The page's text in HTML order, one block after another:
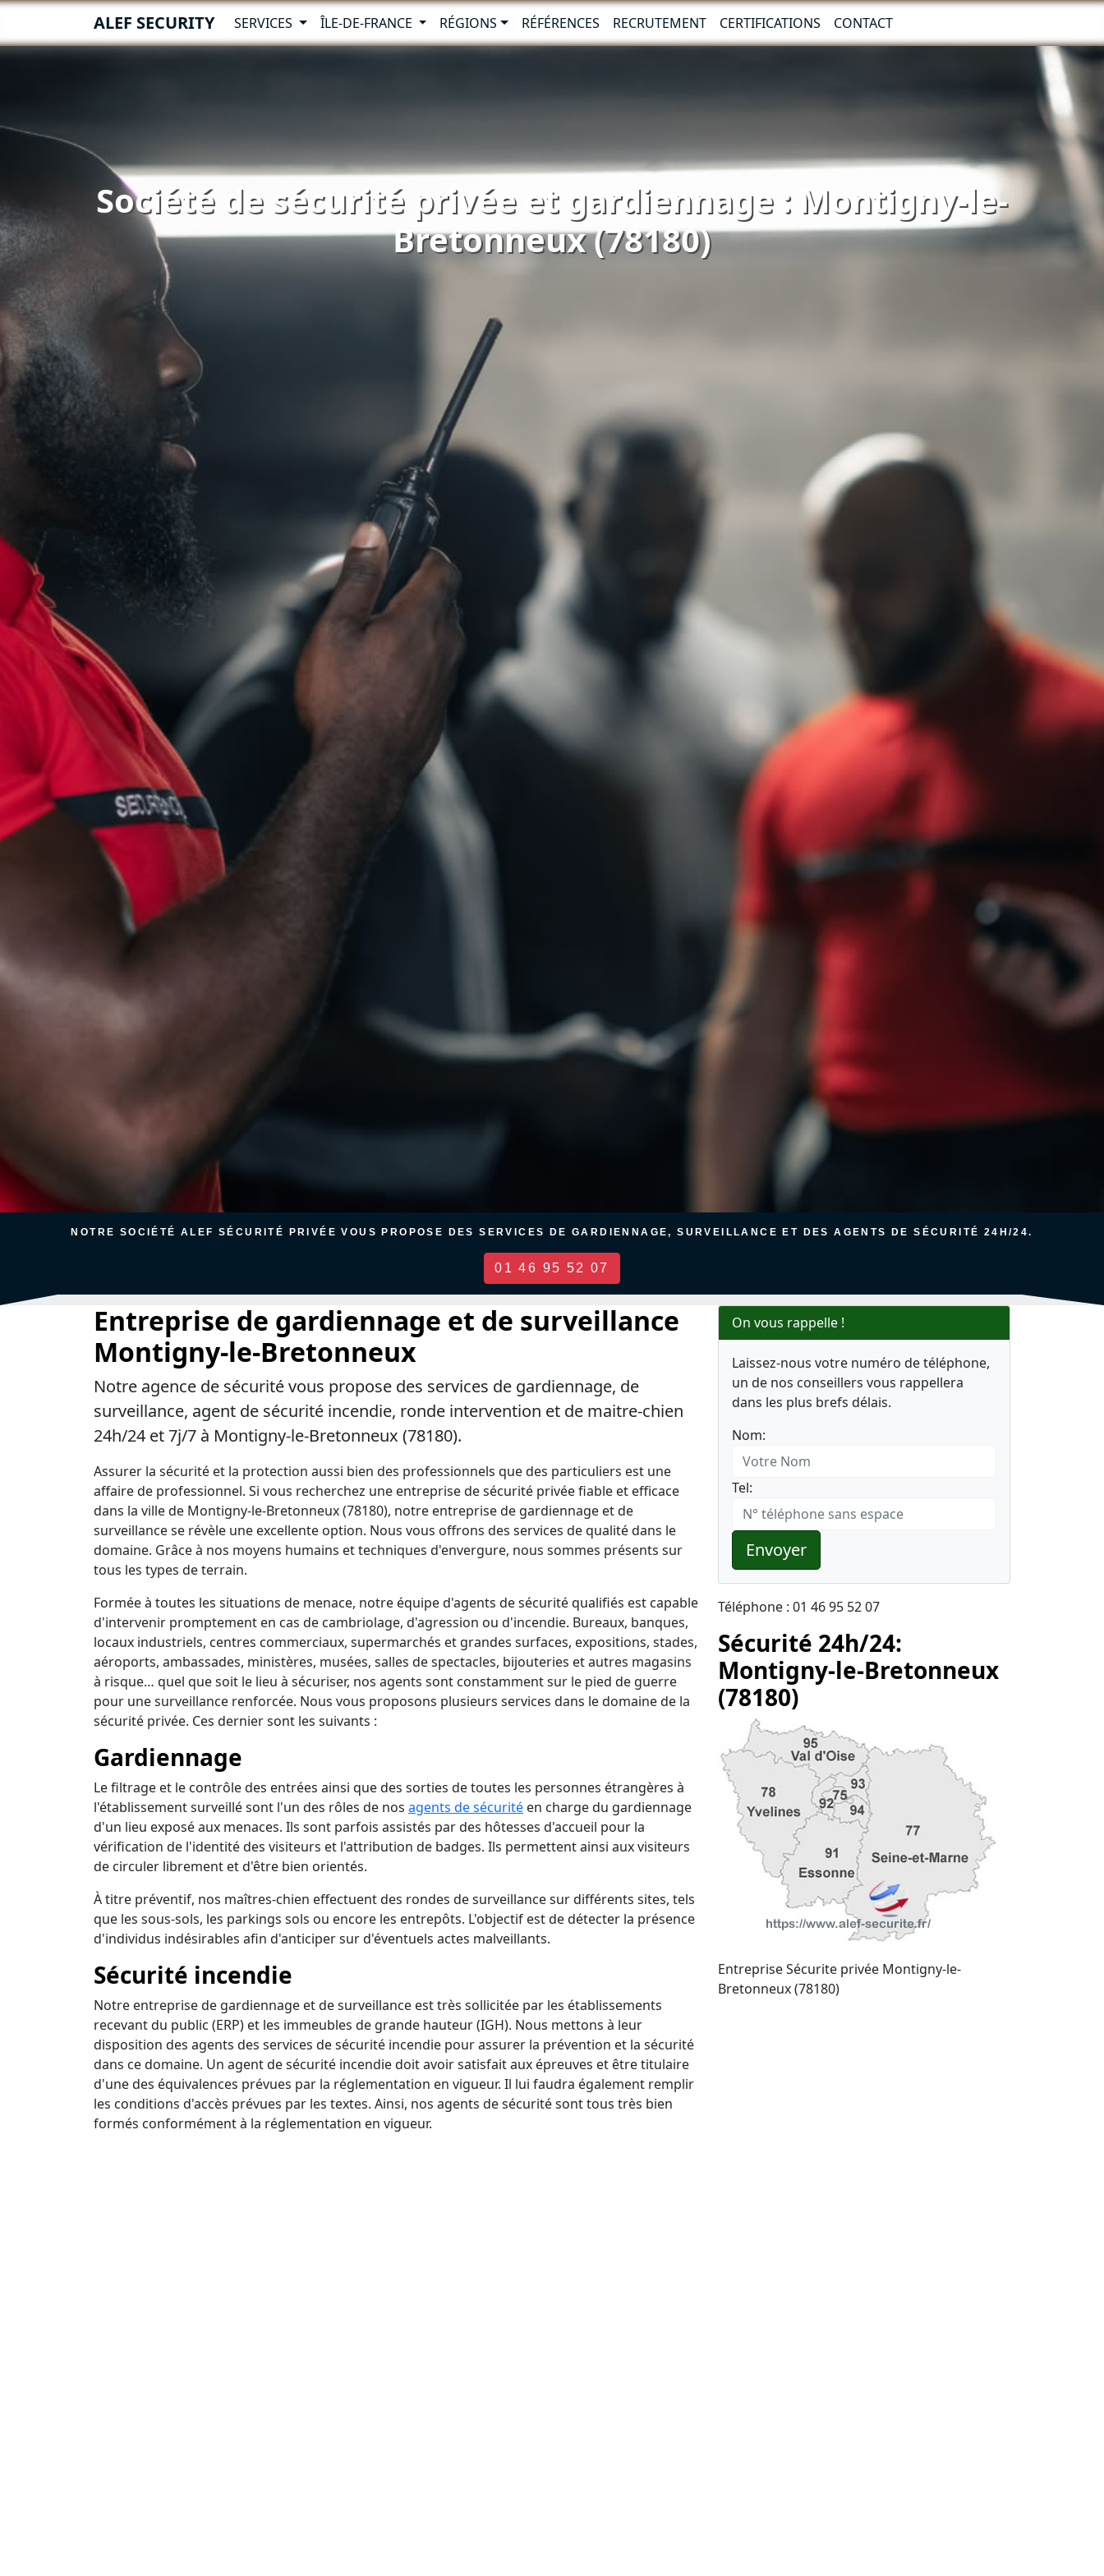
ALEF SECURITY SERVICES ÎLE-DE-FRANCE RÉGIONS RÉFÉRENCES RECRUTEMENT CERTIFICATIONS CONTACT
Société de sécurité privée et gardiennage : Montigny-le-
Bretonneux (78180)
NOTRE SOCIÉTÉ ALEF SÉCURITÉ PRIVÉE VOUS PROPOSE DES SERVICES DE GARDIENNAGE, SURVEILLANCE ET DES AGENTS DE SÉCURITÉ 24H/24.
01 46 95 52 07
Entreprise de gardiennage et de surveillance
Montigny-le-Bretonneux
Notre agence de sécurité vous propose des services de gardiennage, de
surveillance, agent de sécurité incendie, ronde intervention et de maitre-chien
24h/24 et 7j/7 à Montigny-le-Bretonneux (78180).
Assurer la sécurité et la protection aussi bien des professionnels que des particuliers est une
affaire de professionnel. Si vous recherchez une entreprise de sécurité privée fiable et efficace
dans la ville de Montigny-le-Bretonneux (78180), notre entreprise de gardiennage et de
surveillance se révèle une excellente option. Nous vous offrons des services de qualité dans le
domaine. Grâce à nos moyens humains et techniques d'envergure, nous sommes présents sur
tous les types de terrain.
Formée à toutes les situations de menace, notre équipe d'agents de sécurité qualifiés est capable
d'intervenir promptement en cas de cambriolage, d'agression ou d'incendie. Bureaux, banques,
locaux industriels, centres commerciaux, supermarchés et grandes surfaces, expositions, stades,
aéroports, ambassades, ministères, musées, salles de spectacles, bijouteries et autres magasins
à risque… quel que soit le lieu à sécuriser, nos agents sont constamment sur le pied de guerre
pour une surveillance renforcée. Nous vous proposons plusieurs services dans le domaine de la
sécurité privée. Ces dernier sont les suivants :
Gardiennage
Le filtrage et le contrôle des entrées ainsi que des sorties de toutes les personnes étrangères à
l'établissement surveillé sont l'un des rôles de nos agents de sécurité en charge du gardiennage
d'un lieu exposé aux menaces. Ils sont parfois assistés par des hôtesses d'accueil pour la
vérification de l'identité des visiteurs et l'attribution de badges. Ils permettent ainsi aux visiteurs
de circuler librement et d'être bien orientés.
À titre préventif, nos maîtres-chien effectuent des rondes de surveillance sur différents sites, tels
que les sous-sols, les parkings sols ou encore les entrepôts. L'objectif est de détecter la présence
d'individus indésirables afin d'anticiper sur d'éventuels actes malveillants.
Sécurité incendie
Notre entreprise de gardiennage et de surveillance est très sollicitée par les établissements
recevant du public (ERP) et les immeubles de grande hauteur (IGH). Nous mettons à leur
disposition des agents des services de sécurité incendie pour assurer la prévention et la sécurité
dans ce domaine. Un agent de sécurité incendie doit avoir satisfait aux épreuves et être titulaire
d'une des équivalences prévues par la réglementation en vigueur. Il lui faudra également remplir
les conditions d'accès prévues par les textes. Ainsi, nos agents de sécurité sont tous très bien
formés conformément à la réglementation en vigueur.
On vous rappelle !
Laissez-nous votre numéro de téléphone,
un de nos conseillers vous rappellera
dans les plus brefs délais.
Nom:
Tel:
Envoyer
Téléphone : 01 46 95 52 07
Sécurité 24h/24:
Montigny-le-Bretonneux
(78180)
Entreprise Sécurite privée Montigny-le-
Bretonneux (78180)